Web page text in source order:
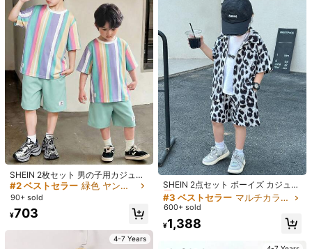
4.92 10K フォロワー
4.92 10K フォロワー
4.92 10K フォロワー
4.92 10K フォロワー
¥143 節約
Playful Pals
SHEIN Playful Pals 男の子 バケーシ
ョン 楽しい ココナッツツリー ビー
チ スケートボード サーフ プリント
縦ストライプ 総柄 半袖Tシャツ&シ
ョーツセット、春/夏 カジュアルアウ
トフィット アウトドアピクニック、
ストリートフォト、キャンパス、夏/
春に適しています
#1 ベストセラー ミディアムストレッチ ヤングボーイズTシャツコーデ
400+ sold
¥812 -15%
4-7 Years
5
2パック ボーイズ カジュアル ストリ
ート 和風と韓風 落書き柄 スポーツ
ルーズ プリントシャツ ショーツ 2点
セット 男の子服。ファミリーバケー
ション、パーティー、学校、休日、
スポーツに最適。春夏シーズンに適
しています。
#1 ベストセラー レター ヤングボーイズシャツコーデ
200+ sold
¥1,484
4-7 Years
SHEIN 2枚セット 男の子用カジュア
ル 快適 カラーブロック クルーネッ
ク プルオーバー ストライプTシャツ
&ショーツ ニット トラックスーツ、
グレー スノーウォッシュ風Tシャツ
セット、タンクトップセット、ベー
シックトップ、ベーシックボトム、
Y2kセット、幼児男の子服、男の子
#2 ベストセラー 緑色 ヤングボーイズセット
90+ sold
¥703
4-7 Years
SHEIN 2点セット ボーイズ カジュア
ルスポーツ レオパード柄シャツとシ
ョーツセット、通勤、学校、日常の
ポーツ、キッズアウトフィット、ボ
ーイズウェア、スクールボーイセッ
ト、ボーイズアウトフィット、ファ
#3 ベストセラー マルチカラー ヤングボーイズセット
売り切れ間近！
#3 ベストセラー
売り切れ間近！
#3 ベストセラー
売り切れ間近！
#3 ベストセラー マルチカラー ヤングボーイズセット
売り切れ間近！
600+ sold
¥1,388